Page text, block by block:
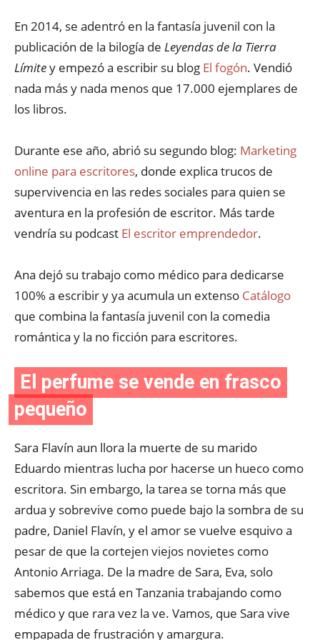
En 2014, se adentró en la fantasía juvenil con la
publicación de la bilogía de Leyendas de la Tierra
Límitey empezó a escribir su blog El fogón. Vendió
nada más y nada menos que 17.000 ejemplares de
los libros.
Durante ese año, abrió su segundo blog: Marketing
online para escritores, donde explica trucos de
supervivencia en las redes sociales para quien se
aventura en la profesión de escritor. Más tarde
vendría su podcast El escritor emprendedor.
Ana dejó su trabajo como médico para dedicarse
100% a escribir y ya acumula un extenso Catálogo
que combina la fantasía juvenil con la comedia
romántica y la no ficción para escritores.
El perfume se vende en frasco
pequeño
Sara Flavín aun llora la muerte de su marido
Eduardo mientras lucha por hacerse un hueco como
escritora. Sin embargo, la tarea se torna más que
ardua y sobrevive como puede bajo la sombra de su
padre, Daniel Flavín, y el amor se vuelve esquivo a
pesar de que la cortejen viejos novietes como
Antonio Arriaga. De la madre de Sara, Eva, solo
sabemos que está en Tanzania trabajando como
médico y que rara vez la ve. Vamos, que Sara vive
empapada de frustración y amargura.